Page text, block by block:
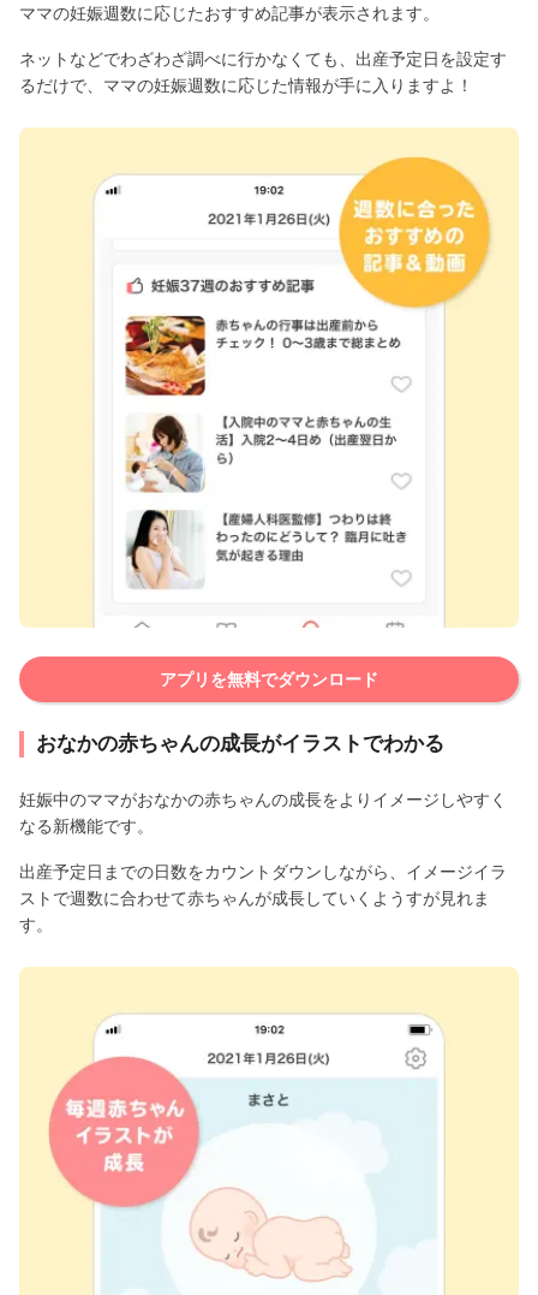
ママの妊娠週数に応じたおすすめ記事が表示されます。
ネットなどでわざわざ調べに行かなくても、出産予定日を設定す
るだけで、ママの妊娠週数に応じた情報が手に入りますよ！
アプリを無料でダウンロード
おなかの赤ちゃんの成長がイラストでわかる
妊娠中のママがおなかの赤ちゃんの成長をよりイメージしやすく
なる新機能です。
出産予定日までの日数をカウントダウンしながら、イメージイラ
ストで週数に合わせて赤ちゃんが成長していくようすが見れま
す。